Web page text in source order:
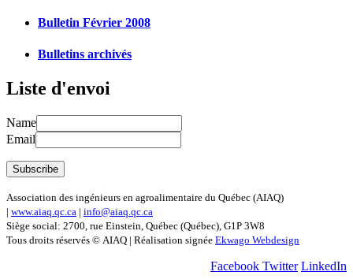
Bulletin Février 2008
Bulletins archivés
Liste d'envoi
Name
Email
Association des ingénieurs en agroalimentaire du Québec (AIAQ)
| www.aiaq.qc.ca | info@aiaq.qc.ca
Siège social: 2700, rue Einstein, Québec (Québec), G1P 3W8
Tous droits réservés © AIAQ | Réalisation signée Ekwago Webdesign
Facebook Twitter LinkedIn